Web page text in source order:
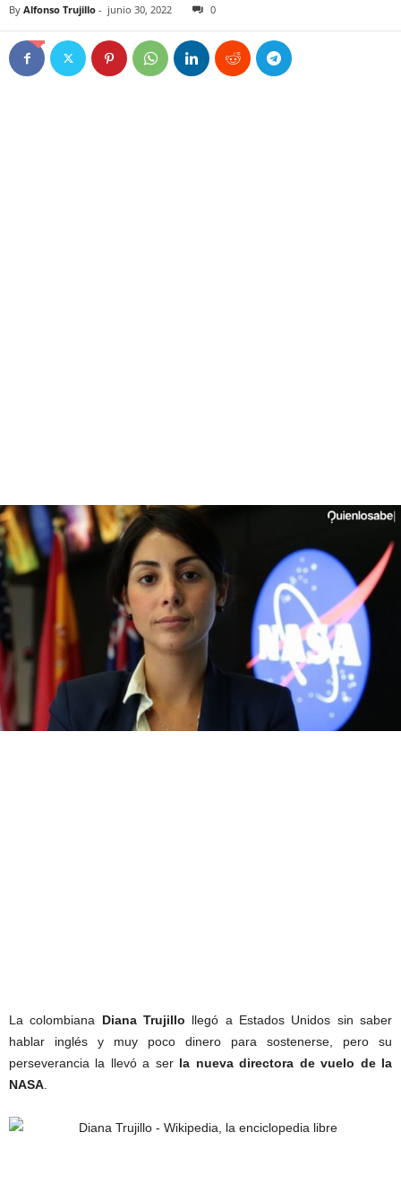
By Alfonso Trujillo - junio 30, 2022 0
La colombiana Diana Trujillo llegó a Estados Unidos sin saber
hablar inglés y muy poco dinero para sostenerse, pero su
perseverancia la llevó a ser la nueva directora de vuelo de la
NASA